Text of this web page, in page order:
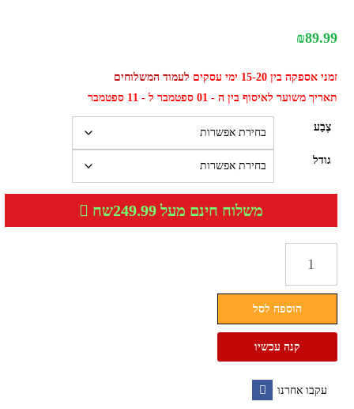
₪89.99
זמני אספקה בין 15-20 ימי עסקים
לעמוד המשלוחים
תאריך משוער לאיסוף בין ה - 01 ספטמבר ל - 11 ספטמבר
צֶבַע
גודל
משלוח חינם מעל 249.99שח
חליפה
לנשים
הוספה לסל
קנה עכשיו
עקבו אחרנו